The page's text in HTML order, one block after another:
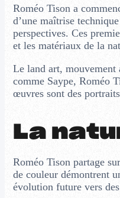
Roméo Tison a
d’une maîtrise
perspectives. Ces
et les matériaux de la
Le land art, mouvement
comme Saype, Roméo
œuvres sont des
La
Roméo Tison partage
de couleur démontrent
évolution future vers